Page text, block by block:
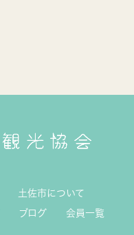
土佐市について
ブログ 会員一覧